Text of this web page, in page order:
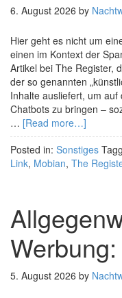
6. August 2026 by
Hier geht es nicht um
einen im Kontext der
Artikel bei The Register,
der so genannten
Inhalte ausliefert, um
Chatbots zu bringen –
… [Read more…]
Posted in: Sonstiges
Link, Mobian, The
5. August 2026 by